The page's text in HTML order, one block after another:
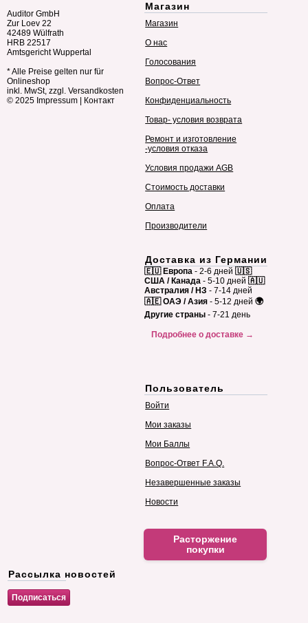
Auditor GmbH
Zur Loev 22
42489 Wülfrath
HRB 22517
Amtsgericht Wuppertal
* Alle Preise gelten nur für
Onlineshop
inkl. MwSt, zzgl. Versandkosten
© 2025 Impressum Контакт
Магазин
Магазин
О нас
Голосования
Вопрос-Ответ
Конфиденциальность
Товар- условия возврата
Ремонт и изготовление
-условия отказа
Условия продажи AGB
Стоимость доставки
Оплата
Производители
Доставка из Германии
🇪🇺 Европа - 2-6 дней 🇺🇸
США / Канада - 5-10 дней 🇦🇺
Австралия / НЗ - 7-14 дней
🇦🇪 ОАЭ / Азия - 5-12 дней 🌍
Другие страны - 7-21 день
Подробнее о доставке →
Пользователь
Войти
Мои заказы
Мои Баллы
Вопрос-Ответ F.A.Q.
Незавершенные заказы
Новости
Расторжение
покупки
Рассылка новостей